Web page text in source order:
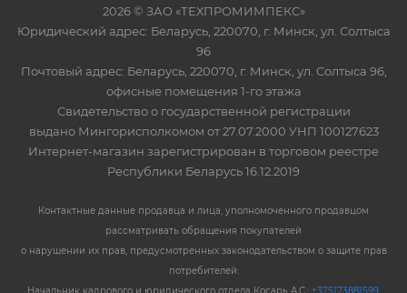
2026 © ЗАО «ТЕХПРОМИМПЕКС»
Юридический адрес: Беларусь, 220070, г. Минск, ул. Солтыса
96
Почтовый адрес: Беларусь, 220070, г. Минск, ул. Солтыса 96,
офисные помещения 1-го этажа
Свидетельство о государственной регистрации
выдано Мингорисполкомом от 27.07.2000 УНП 100127623
Интернет-магазин зарегистрирован в торговом реестре
Республики Беларусь 16.12.2019
Контактные данные продавца и лица, уполномоченного продавцом
рассматривать обращения покупателей
о нарушении их прав, предусмотренных законодательством о защите прав
потребителей: